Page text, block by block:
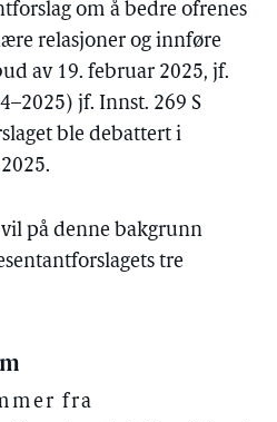
om å bedre ofrenes
relasjoner og innføre
av 19. februar 2025, jf.
jf. Innst. 269 S
ble debattert i
vil på denne bakgrunn
tre
fra